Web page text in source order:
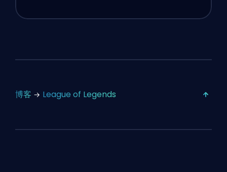
博客 League of Legends